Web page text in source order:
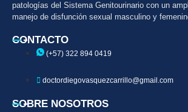
patologías del Sistema Genitourinario con un
manejo de disfunción sexual masculino y
CONTACTO
(+57) 322 894 0419
doctordiegovasquezcarrillo@gmail.com
SOBRE NOSOTROS